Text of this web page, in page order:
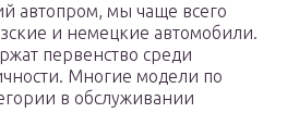
автопром, мы чаще всего
и немецкие автомобили.
первенство среди
Многие модели по
в обслуживании